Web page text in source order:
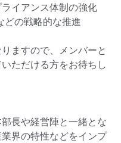
イアンス体制の強化
の戦略的な推進
ますので、メンバーと
ただける方をお待ちし
長や経営陣と一緒とな
界の特性などをインプ